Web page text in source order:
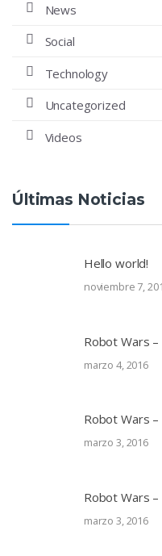
News
Social
Technology
Uncategorized
Videos
Últimas Noticias
Hello world!
noviembre 7,
Robot Wars
marzo 4, 2016
Robot Wars
marzo 3, 2016
Robot Wars
marzo 3, 2016